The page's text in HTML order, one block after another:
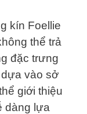
kín Foellie
thể trả
đặc trưng
vào sở
giới thiệu
dàng lựa